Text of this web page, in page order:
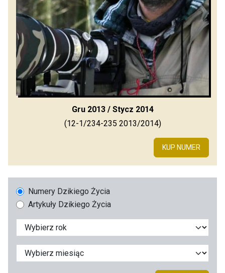
Gru 2013 / Stycz 2014
(12-1/234-235 2013/2014)
KUP NUMER
Numery Dzikiego Życia
Artykuły Dzikiego Życia